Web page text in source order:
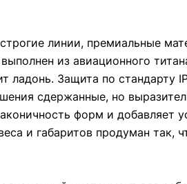
линии, премиальные
из авиационного
Защита по стандарту
сдержанные, но
форм и добавляет
и габаритов продуман так,